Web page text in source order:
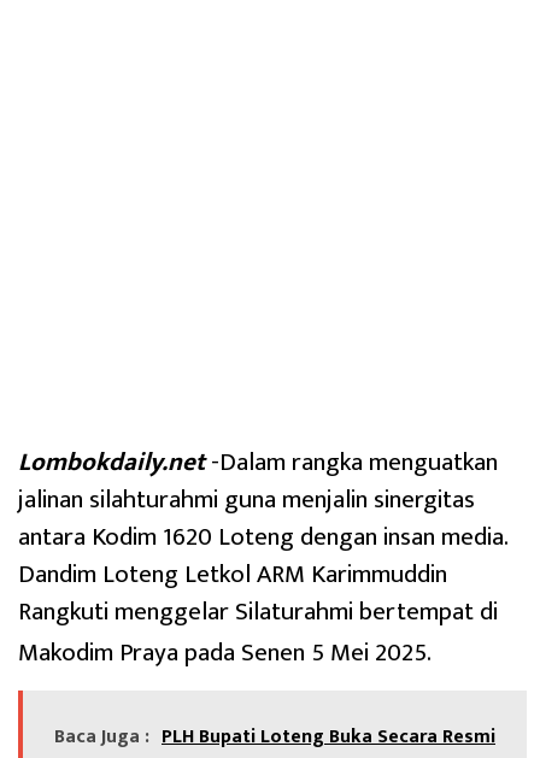
Lombokdaily.net-Dalam rangka menguatkan
jalinan silahturahmi guna menjalin sinergitas
antara Kodim 1620 Loteng dengan insan media.
Dandim Loteng Letkol ARM Karimmuddin
Rangkuti menggelar Silaturahmi bertempat di
Makodim Praya pada Senen 5 Mei 2025.
Baca Juga : PLH Bupati Loteng Buka Secara Resmi